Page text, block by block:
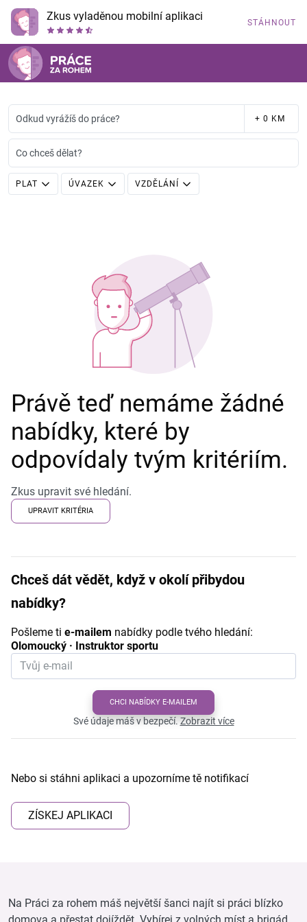
Zkus vyladěnou mobilní aplikaci STÁHNOUT
Odkud vyrážíš do práce? + 0 KM
Co chceš dělat?
PLAT ÚVAZEK VZDĚLÁNÍ
Právě teď nemáme žádné
nabídky, které by
odpovídaly tvým kritériím.
Zkus upravit své hledání.
UPRAVIT KRITÉRIA
Chceš dát vědět, když v okolí přibydou
nabídky?
Pošleme ti e-mailem nabídky podle tvého hledání:
Olomoucký · Instruktor sportu
CHCI NABÍDKY E-MAILEM
Své údaje máš v bezpečí.Zobrazit více
Nebo si stáhni aplikaci a upozorníme tě notifikací
ZÍSKEJ APLIKACI
Na Práci za rohem máš největší šanci najít si práci blízko
domova a přestat dojíždět. Vybírej z volných míst a brigád